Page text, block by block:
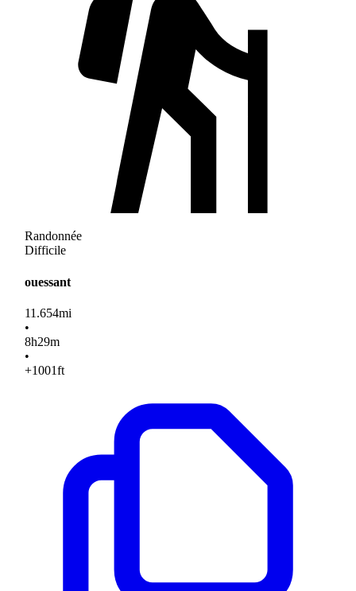
Randonnée
Difficile
ouessant
11.654mi
•
8h29m
•
+1001ft